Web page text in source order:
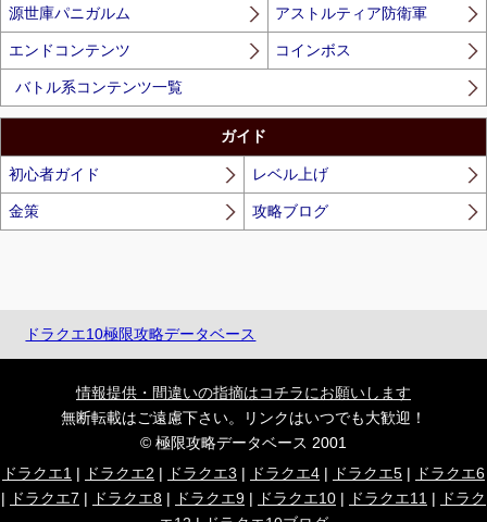
源世庫パニガルム アストルティア防衛軍
エンドコンテンツ コインボス
バトル系コンテンツ一覧
ガイド
初心者ガイド レベル上げ
金策 攻略ブログ
ドラクエ10極限攻略データベース
情報提供・間違いの指摘はコチラにお願いします
無断転載はご遠慮下さい。リンクはいつでも大歓迎！
© 極限攻略データベース 2001
ドラクエ1 | ドラクエ2 | ドラクエ3 | ドラクエ4 | ドラクエ5 |
ドラクエ6
|
ドラクエ7 | ドラクエ8 | ドラクエ9 | ドラクエ10 | ドラクエ11 |
ドラク